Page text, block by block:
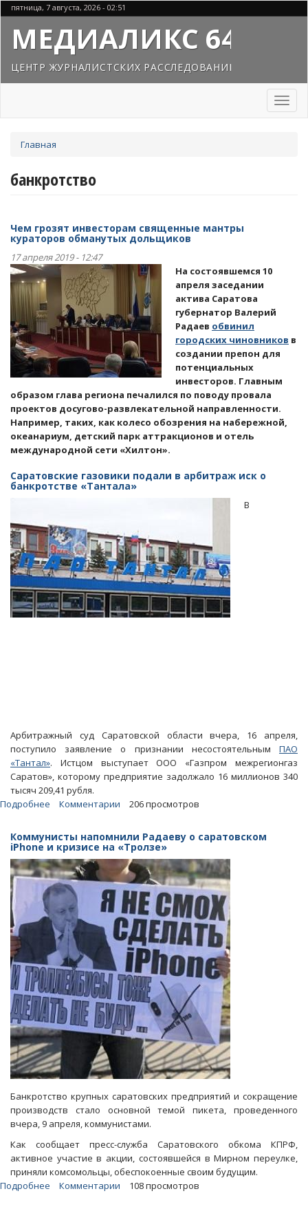
Перейти
к
основному
содержанию
пятница, 7 августа, 2026 - 02:51
МЕДИАЛИКС 64
ЦЕНТР ЖУРНАЛИСТСКИХ РАССЛЕДОВАНИЙ
Toggle
здесь
Главная
банкротство
Чем грозят инвесторам священные мантры
кураторов обманутых дольщиков
17 апреля 2019 - 12:47
На состоявшемся 10
апреля заседании
актива Саратова
губернатор Валерий
Радаев обвинил
городских чиновников в
создании препон для
потенциальных
инвесторов. Главным
образом глава региона печалился по поводу провала
проектов досугово-развлекательной направленности.
Например, таких, как колесо обозрения на набережной,
океанариум, детский парк аттракционов и отель
международной сети «Хилтон».
Саратовские газовики подали в арбитраж иск о
банкротстве «Тантала»
В
Арбитражный суд Саратовской области вчера, 16 апреля,
поступило заявление о признании несостоятельным ПАО
«Тантал». Истцом выступает ООО «Газпром межрегионгаз
Саратов», которому предприятие задолжало 16 миллионов 340
тысяч 209,41 рубля.
Подробнее
подали
в
арбитраж
иск
банкротстве
«Тантала»
Комментарии 206 просмотров
Коммунисты напомнили Радаеву о саратовском
iPhone и кризисе на «Тролзе»
Банкротство крупных саратовских предприятий и сокращение
производств стало основной темой пикета, проведенного
вчера, 9 апреля, коммунистами.
Как сообщает пресс-служба Саратовского обкома КПРФ,
активное участие в акции, состоявшейся в Мирном переулке,
приняли комсомольцы, обеспокоенные своим будущим.
Подробнее
Комментарии 108 просмотров